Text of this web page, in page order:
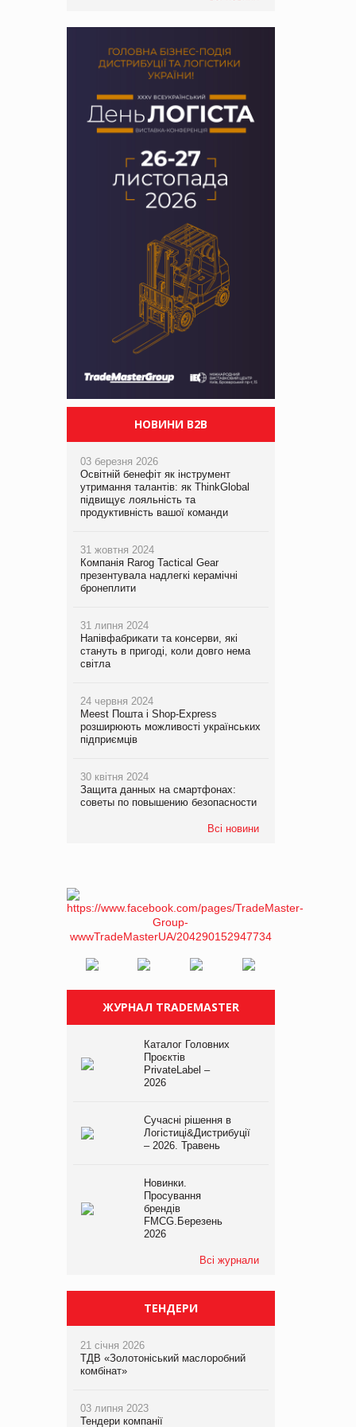
НОВИНИ B2B
03 березня 2026
Освітній бенефіт як інструмент
утримання талантів: як ThinkGlobal
підвищує лояльність та
продуктивність вашої команди
31 жовтня 2024
Компанія Rarog Tactical Gear
презентувала надлегкі керамічні
бронеплити
31 липня 2024
Напівфабрикати та консерви, які
стануть в пригоді, коли довго нема
світла
24 червня 2024
Meest Пошта і Shop-Express
розширюють можливості українських
підприємців
30 квітня 2024
Защита данных на смартфонах:
советы по повышению безопасности
Всі новини
ЖУРНАЛ TRADEMASTER
Каталог Головних
Проєктів
PrivateLabel –
2026
Сучасні рішення в
Логістиці&Дистрибуції
– 2026. Травень
Новинки.
Просування
брендів
FMCG.Березень
2026
Всі журнали
ТЕНДЕРИ
21 січня 2026
ТДВ «Золотоніський маслоробний
комбінат»
03 липня 2023
Тендери компанії